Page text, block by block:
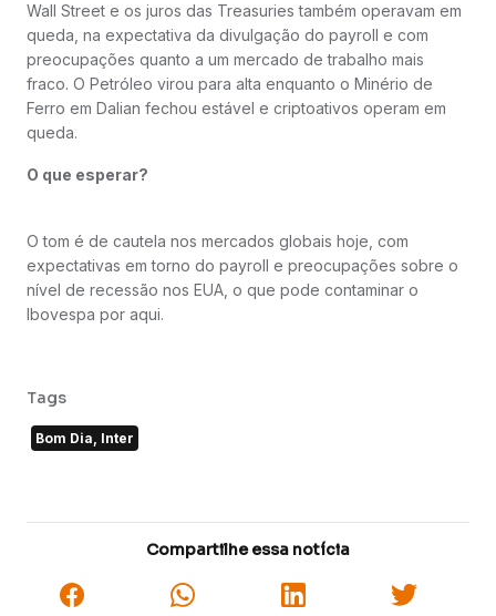
Wall Street e os juros das Treasuries também operavam em
queda, na expectativa da divulgação do payroll e com
preocupações quanto a um mercado de trabalho mais
fraco. O Petróleo virou para alta enquanto o Minério de
Ferro em Dalian fechou estável e criptoativos operam em
queda.
O que esperar?
O tom é de cautela nos mercados globais hoje, com
expectativas em torno do payroll e preocupações sobre o
nível de recessão nos EUA, o que pode contaminar o
Ibovespa por aqui.
Tags
Bom Dia, Inter
Compartilhe essa notícia